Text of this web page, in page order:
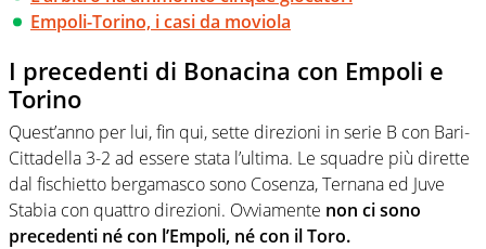
Empoli-Torino, i casi da moviola
I precedenti di Bonacina con Empoli e
Torino
Quest’anno per lui, fin qui, sette direzioni in serie B con Bari-
Cittadella 3-2 ad essere stata l’ultima. Le squadre più dirette
dal fischietto bergamasco sono Cosenza, Ternana ed Juve
Stabia con quattro direzioni. Ovviamente non ci sono
precedenti né con l’Empoli, né con il Toro.